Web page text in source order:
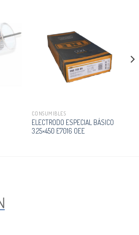
CONSUMIBLES
ELECTRODO ESPECIAL BÁSICO
3.25×450 E7016 OEE